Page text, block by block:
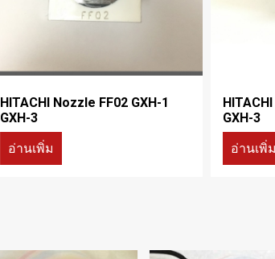
HITACHI Nozzle FF02 GXH-1
GXH-3
อ่านเพิ่ม
GXH-3
อ่านเพิ่ม